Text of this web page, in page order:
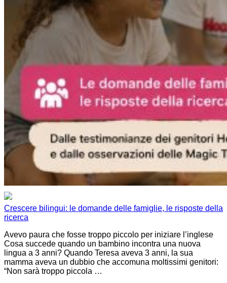
Crescere bilingui: le domande delle famiglie, le risposte della
ricerca
Avevo paura che fosse troppo piccolo per iniziare l’inglese
Cosa succede quando un bambino incontra una nuova
lingua a 3 anni? Quando Teresa aveva 3 anni, la sua
mamma aveva un dubbio che accomuna moltissimi genitori:
“Non sarà troppo piccola …